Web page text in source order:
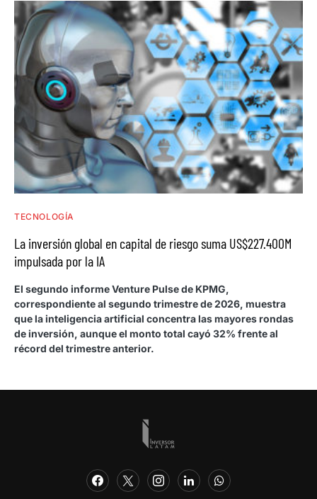
TECNOLOGÍA
La inversión global en capital de riesgo suma US$227.400M
impulsada por la IA
El segundo informe Venture Pulse de KPMG,
correspondiente al segundo trimestre de 2026, muestra
que la inteligencia artificial concentra las mayores rondas
de inversión, aunque el monto total cayó 32% frente al
récord del trimestre anterior.